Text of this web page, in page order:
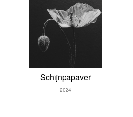
Schijnpapaver
2024